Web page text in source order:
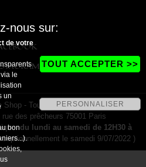
nous sur:
- Tous droits réservés - Magasin
des prêcheurs 75001 Paris
du lundi au samedi de 12H30 à
le samedi 9/07/2022 )
de votre
le
un
bon
TOUT ACCEPTER >>
PERSONNALISER